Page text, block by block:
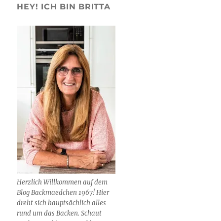
HEY! ICH BIN BRITTA
Herzlich Willkommen auf dem
Blog Backmaedchen 1967! Hier
dreht sich hauptsächlich alles
rund um das Backen. Schaut